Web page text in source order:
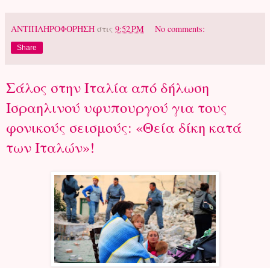
ΑΝΤΙΠΛΗΡΟΦΟΡΗΣΗ στις 9:52 PM No comments:
Share
Σάλος στην Ιταλία από δήλωση
Ισραηλινού υφυπουργού για τους
φονικούς σεισμούς: «Θεία δίκη κατά
των Ιταλών»!